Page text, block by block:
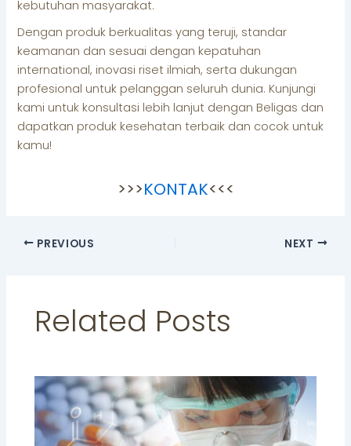
kebutuhan masyarakat.
Dengan produk berkualitas yang teruji, standar
keamanan dan sesuai dengan kepatuhan
international, inovasi riset ilmiah, serta dukungan
profesional untuk pelanggan seluruh dunia. Kunjungi
kami untuk konsultasi lebih lanjut dengan Beligas dan
dapatkan produk kesehatan terbaik dan cocok untuk
kamu!
>>>KONTAK<<<
PREVIOUS NEXT
Related Posts